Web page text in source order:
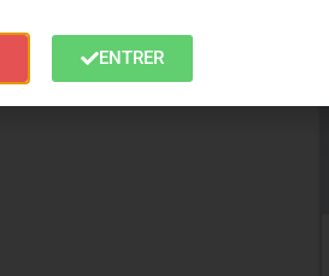
ENTRER